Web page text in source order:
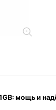
мощь и